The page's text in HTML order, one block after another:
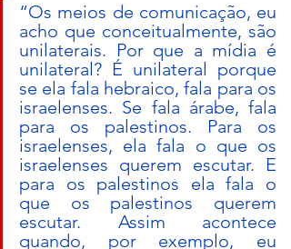
“Os meios de comunicação, eu
acho que conceitualmente, são
unilaterais. Por que a mídia é
unilateral? É unilateral porque
se ela fala hebraico, fala para os
israelenses. Se fala árabe, fala
para os palestinos. Para os
israelenses, ela fala o que os
israelenses querem escutar. E
para os palestinos ela fala o
que os palestinos querem
escutar. Assim acontece
quando, por exemplo, eu